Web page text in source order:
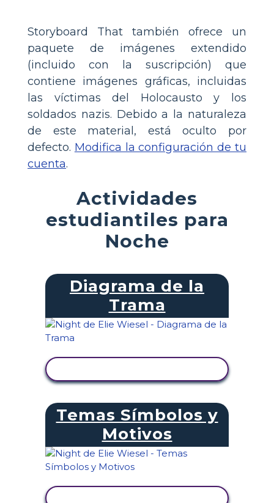
Storyboard That también ofrece un
paquete de imágenes extendido
(incluido con la suscripción) que
contiene imágenes gráficas, incluidas
las víctimas del Holocausto y los
soldados nazis. Debido a la naturaleza
de este material, está oculto por
defecto. Modifica la configuración de tu
cuenta.
Actividades
estudiantiles para
Noche
Diagrama de la
Trama
Temas Símbolos y
Motivos